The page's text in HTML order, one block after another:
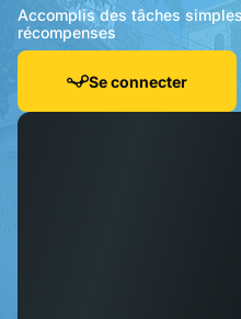
Accomplis des tâches
récompenses
Se connecter